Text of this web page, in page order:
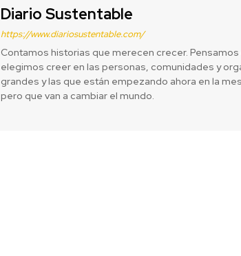
Diario Sustentable
https://www.diariosustentable.com/
Contamos historias que merecen crecer.
elegimos creer en las personas, comunidades y
grandes y las que están empezando ahora en la
pero que van a cambiar el mundo.